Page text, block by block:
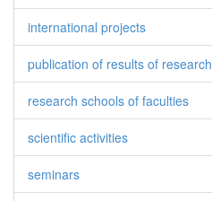
international projects
publication of results of research
research schools of faculties
scientific activities
seminars